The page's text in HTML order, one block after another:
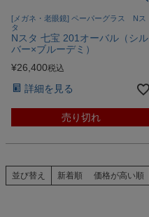
[メガネ・老眼鏡] ペーパーグラス Nス
タ
Nスタ 七宝 201オーバル（シル
バー×ブルーデミ）
¥26,400税込
詳細を見る
売り切れ
並び替え 新着順 価格が高い順